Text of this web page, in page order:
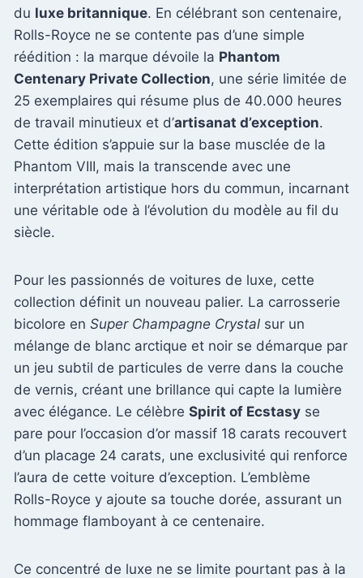
du luxe britannique. En célébrant son centenaire,
Rolls-Royce ne se contente pas d’une simple
réédition : la marque dévoile la Phantom
Centenary Private Collection, une série limitée de
25 exemplaires qui résume plus de 40.000 heures
de travail minutieux et d’artisanat d’exception.
Cette édition s’appuie sur la base musclée de la
Phantom VIII, mais la transcende avec une
interprétation artistique hors du commun, incarnant
une véritable ode à l’évolution du modèle au fil du
siècle.
Pour les passionnés de voitures de luxe, cette
collection définit un nouveau palier. La carrosserie
bicolore en Super Champagne Crystal sur un
mélange de blanc arctique et noir se démarque par
un jeu subtil de particules de verre dans la couche
de vernis, créant une brillance qui capte la lumière
avec élégance. Le célèbre Spirit of Ecstasy se
pare pour l’occasion d’or massif 18 carats recouvert
d’un placage 24 carats, une exclusivité qui renforce
l’aura de cette voiture d’exception. L’emblème
Rolls-Royce y ajoute sa touche dorée, assurant un
hommage flamboyant à ce centenaire.
Ce concentré de luxe ne se limite pourtant pas à la